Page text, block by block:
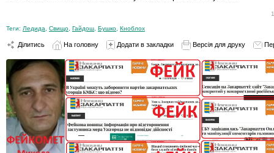
Теги: Ледида Свищо Гайдош Бушко Кноблох
Ділитись На головну Додати в закладки Версія для друку